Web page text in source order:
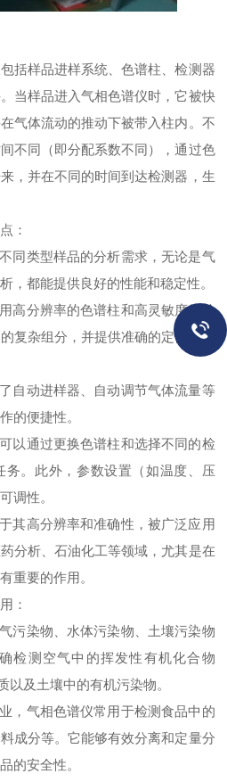
样品进样系统、色谱柱、检测器
当样品进入气相色谱仪时，它被快
气体流动的推动下被带入柱内。不
不同（即分配系数不同），通过色
，并在不同的时间到达检测器，生
：
类型样品的分析需求，无论是气
，都能提供良好的性能和稳定性。
分辨率的色谱柱和高灵敏度的检
复杂组分，并提供准确的定性和定
动进样器、自动调节气体流量等
的便捷性。
通过更换色谱柱和选择不同的检
务。此外，参数设置（如温度、压
调性。
高分辨率和准确性，被广泛应用
分析、石油化工等领域，尤其是在
重要的作用。
：
染物、水体污染物、土壤污染物
检测空气中的挥发性有机化合物
以及土壤中的有机污染物。
气相色谱仪常用于检测食品中的
成分等。它能够有效分离和定量分
的安全性。